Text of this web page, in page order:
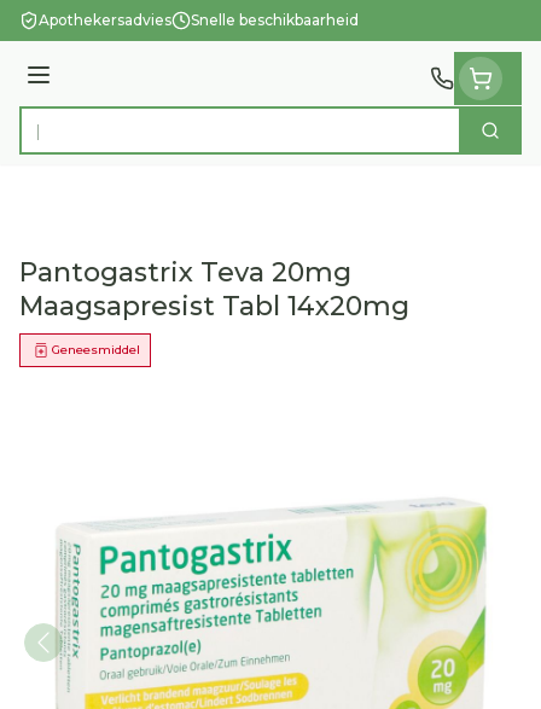
Ga naar de inhoud
Apothekersadvies Snelle beschikbaarheid
Menu
Product, merk, categorie... Zoek
Pantogastrix Teva 20mg
Maagsapresist Tabl 14x20mg
Geneesmiddel